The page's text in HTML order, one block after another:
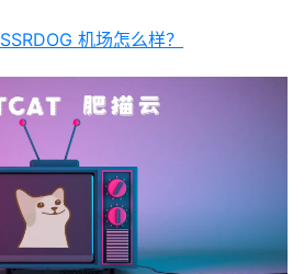
SSRDOG 机场怎么样？